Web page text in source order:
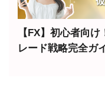
【FX】初心者向
レード戦略完全ガ